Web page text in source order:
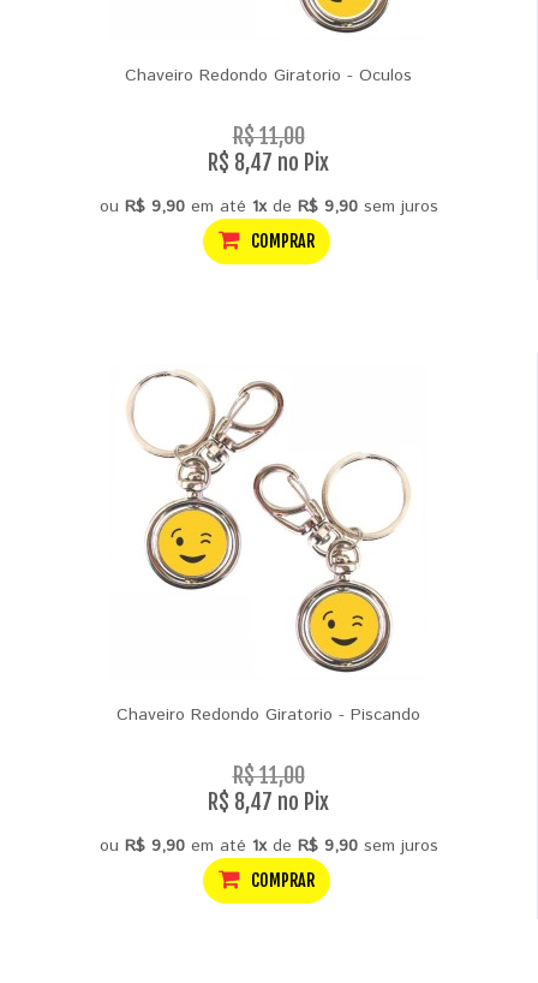
Chaveiro Redondo Giratorio - Oculos
R$ 11,00
R$ 8,47 no Pix
ou R$ 9,90em até 1xde R$ 9,90sem juros
COMPRAR
Chaveiro Redondo Giratorio - Piscando
R$ 11,00
R$ 8,47 no Pix
ou R$ 9,90em até 1xde R$ 9,90sem juros
COMPRAR